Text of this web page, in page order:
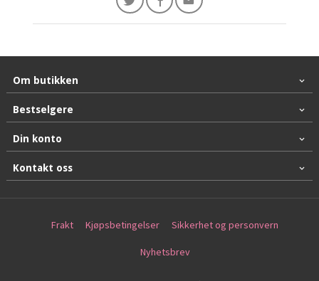
Om butikken
Bestselgere
Din konto
Kontakt oss
Frakt Kjøpsbetingelser Sikkerhet og personvern
Nyhetsbrev